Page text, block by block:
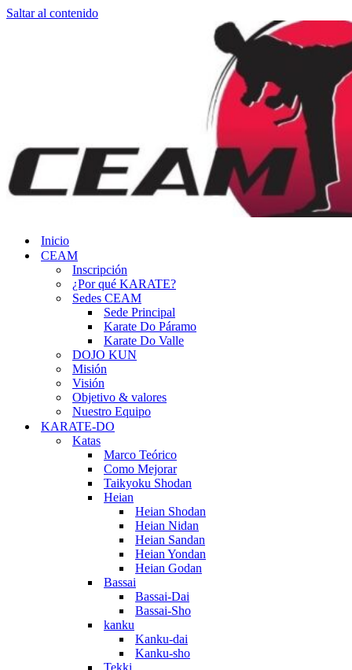
Saltar al contenido
Inicio
CEAM
Inscripción
¿Por qué KARATE?
Sedes CEAM
Sede Principal
Karate Do Páramo
Karate Do Valle
DOJO KUN
Misión
Visión
Objetivo & valores
Nuestro Equipo
KARATE-DO
Katas
Marco Teórico
Como Mejorar
Taikyoku Shodan
Heian
Heian Shodan
Heian Nidan
Heian Sandan
Heian Yondan
Heian Godan
Bassai
Bassai-Dai
Bassai-Sho
kanku
Kanku-dai
Kanku-sho
Tekki